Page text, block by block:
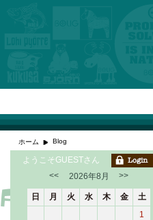
ホーム Blog
ようこそGUESTさん
<<
2026年8月 >>
日 月 火 水 木 金
土
1